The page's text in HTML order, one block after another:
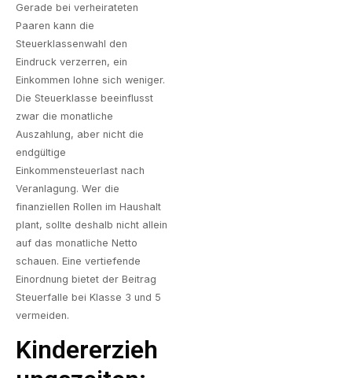
Gerade bei verheirateten
Paaren kann die
Steuerklassenwahl den
Eindruck verzerren, ein
Einkommen lohne sich weniger.
Die Steuerklasse beeinflusst
zwar die monatliche
Auszahlung, aber nicht die
endgültige
Einkommensteuerlast nach
Veranlagung. Wer die
finanziellen Rollen im Haushalt
plant, sollte deshalb nicht allein
auf das monatliche Netto
schauen. Eine vertiefende
Einordnung bietet der Beitrag
Steuerfalle bei Klasse 3 und 5
vermeiden.
Kindererzieh